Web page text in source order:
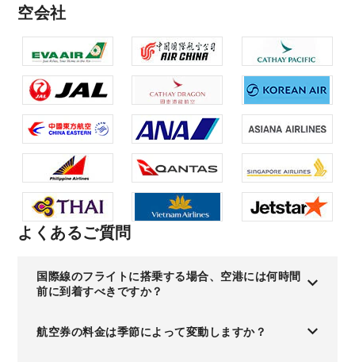
空会社
よくあるご質問
国際線のフライトに搭乗する場合、空港には何時間
前に到着すべきですか？
航空券の料金は季節によって変動しますか？